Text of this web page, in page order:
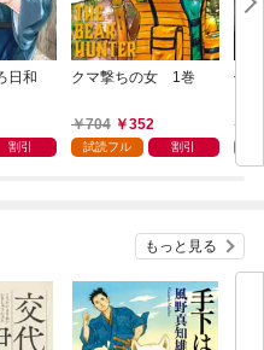
日和
割引
クマ撃ちの女 1巻
704 352
試読フル 割引
俺
る
もっと見る